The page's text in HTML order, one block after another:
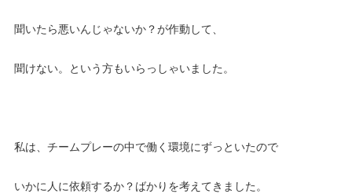
聞いたら悪いんじゃないか？が作動して、
聞けない。という方もいらっしゃいました。
私は、チームプレーの中で働く環境にずっといたので
いかに人に依頼するか？ばかりを考えてきました。